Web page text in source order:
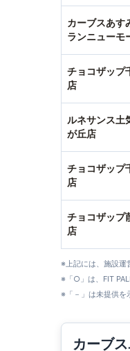
カーブスあす
ランニューモ
チョコザップ
店
ルネサンス土
が丘店
チョコザップ
店
チョコザップ
店
※上記には、施設運
※「○」は、FIT
※「－」は未提供を
カーブ